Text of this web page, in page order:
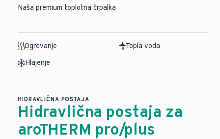
Naša premium toplotna črpalka
Ogrevanje
Topla voda
Hlajenje
HIDRAVLIČNA POSTAJA
Hidravlična postaja za
aroTHERM pro/plus